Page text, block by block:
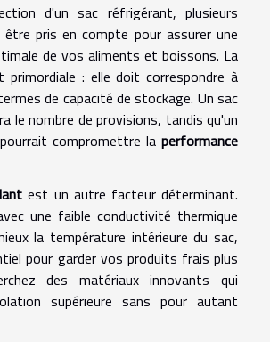
d'un sac réfrigérant, plusieurs
pris en compte pour assurer une
de vos aliments et boissons. La
primordiale : elle doit correspondre à
de capacité de stockage. Un sac
le nombre de provisions, tandis qu'un
compromettre la performance
est un autre facteur déterminant.
une faible conductivité thermique
la température intérieure du sac,
pour garder vos produits frais plus
des matériaux innovants qui
supérieure sans pour autant